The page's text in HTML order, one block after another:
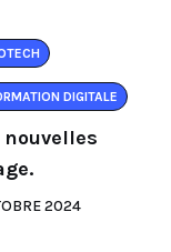
DIGITALE
nouvelles
2024